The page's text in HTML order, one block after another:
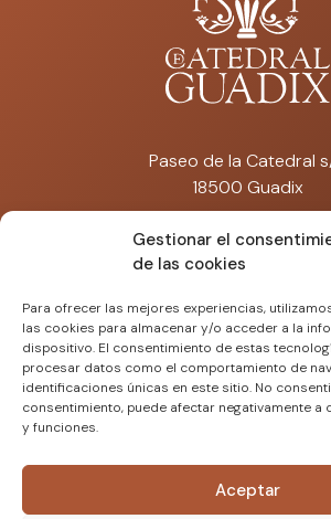
Gestionar el
de las cookies
Para ofrecer las mejores experiencias,
las cookies para almacenar y/o acceder a la
dispositivo. El consentimiento de estas
procesar datos como el comportamiento de
identificaciones únicas en este sitio. No
consentimiento, puede afectar negativamente
y funciones.
Aceptar
Paseo de la Catedral
18500 Guadix
Tfno: 692 574 671